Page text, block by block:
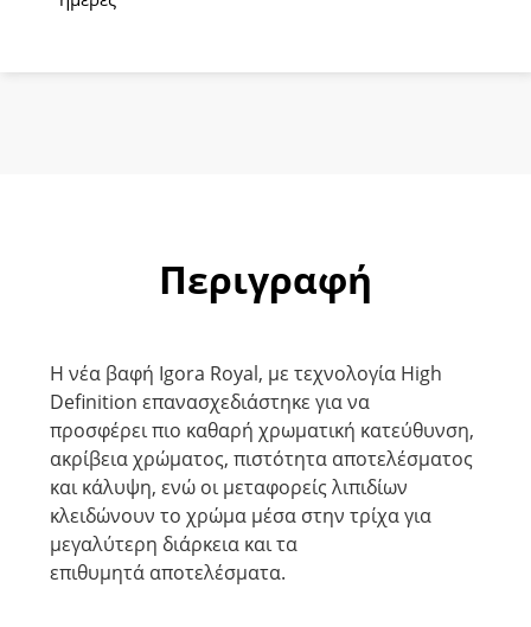
Περιγραφή
Η νέα βαφή Igora Royal, με τεχνολογία High
Definition επανασχεδιάστηκε για να
προσφέρει πιο καθαρή χρωματική κατεύθυνση,
ακρίβεια χρώματος, πιστότητα αποτελέσματος
και κάλυψη, ενώ οι μεταφορείς λιπιδίων
κλειδώνουν το χρώμα μέσα στην τρίχα για
μεγαλύτερη διάρκεια και τα
επιθυμητά αποτελέσματα.